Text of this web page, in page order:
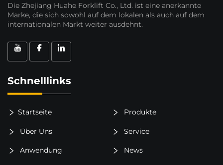
Die Zhejiang Huahe Forklift Co., Ltd. ist eine anerkannte
Marke, die sich sowohl auf dem lokalen als auch auf dem
internationalen Markt weiter ausdehnt.
Schnelllinks
Startseite Produkte
Über Uns Service
Anwendung News